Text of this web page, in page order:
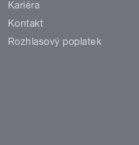
Kariéra
Kontakt
Rozhlasový poplatek